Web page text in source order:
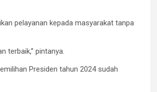
pelayanan kepada masyarakat tanpa
terbaik,’’ pintanya.
Presiden tahun 2024 sudah